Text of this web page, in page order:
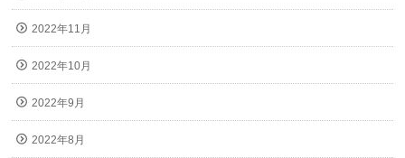
2022年11月
2022年10月
2022年9月
2022年8月